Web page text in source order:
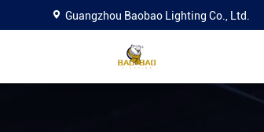
Guangzhou Baobao Lighting Co., Ltd.